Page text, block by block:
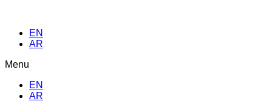
EN
AR
Menu
EN
AR